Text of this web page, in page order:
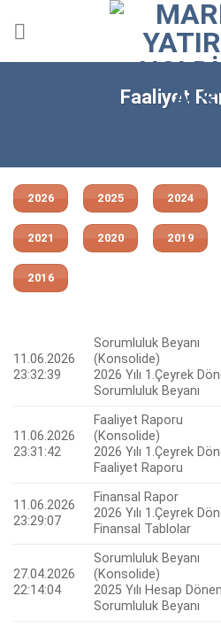
Faaliyet
2026 2025 2024
2021 2020 2019
2016
11.06.2026
23:32:39
Sorumluluk Beyanı
(Konsolide)
2026 Yılı 1.Çeyrek
Sorumluluk Beyanı
11.06.2026
23:31:42
Faaliyet Raporu
(Konsolide)
2026 Yılı 1.Çeyrek
Faaliyet Raporu
11.06.2026
23:29:07
Finansal Rapor
2026 Yılı 1.Çeyrek
Finansal Tablolar
27.04.2026
22:14:04
Sorumluluk Beyanı
(Konsolide)
2025 Yılı Hesap
Sorumluluk Beyanı